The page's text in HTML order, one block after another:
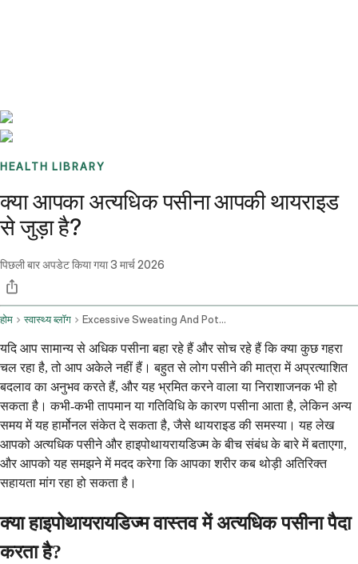
HEALTH LIBRARY
क्या आपका अत्यधिक पसीना आपकी थायराइड
से जुड़ा है?
पिछली बार अपडेट किया गया3 मार्च 2026
होम स्वास्थ्य ब्लॉग Excessive Sweating And Potential Hypothyroidism
यदि आप सामान्य से अधिक पसीना बहा रहे हैं और सोच रहे हैं कि क्या कुछ गहरा
चल रहा है, तो आप अकेले नहीं हैं। बहुत से लोग पसीने की मात्रा में अप्रत्याशित
बदलाव का अनुभव करते हैं, और यह भ्रमित करने वाला या निराशाजनक भी हो
सकता है। कभी-कभी तापमान या गतिविधि के कारण पसीना आता है, लेकिन अन्य
समय में यह हार्मोनल संकेत दे सकता है, जैसे थायराइड की समस्या। यह लेख
आपको अत्यधिक पसीने और हाइपोथायरायडिज्म के बीच संबंध के बारे में बताएगा,
और आपको यह समझने में मदद करेगा कि आपका शरीर कब थोड़ी अतिरिक्त
सहायता मांग रहा हो सकता है।
क्या हाइपोथायरायडिज्म वास्तव में अत्यधिक पसीना पैदा
करता है?